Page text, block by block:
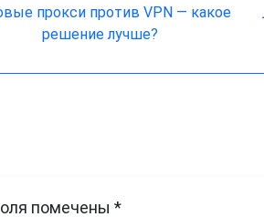
прокси против VPN — какое
решение лучше?
помечены *